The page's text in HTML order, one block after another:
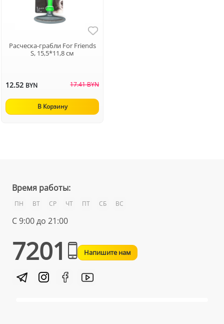
Расческа-грабли For Friends
S, 15,5*11,8 см
12.52 BYN 17.41 BYN
В Корзину
Время работы:
ПН ВТ СР ЧТ ПТ СБ ВС
С 9:00 до 21:00
7201 Напишите нам